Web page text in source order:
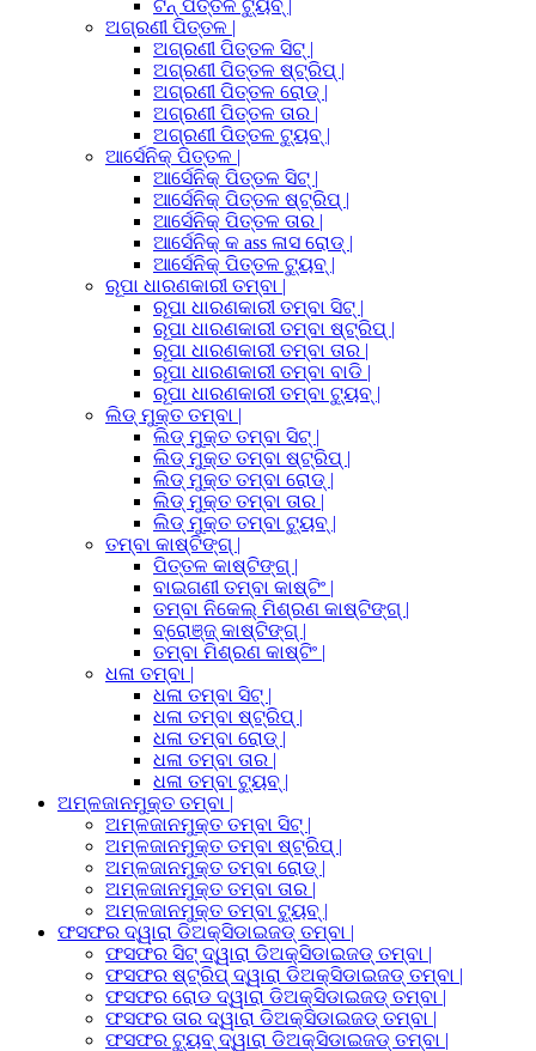
ଟିନ୍ ପିତ୍ତଳ ଟ୍ୟୁବ୍ |
ଅଗ୍ରଣୀ ପିତ୍ତଳ |
ଅଗ୍ରଣୀ ପିତ୍ତଳ ସିଟ୍ |
ଅଗ୍ରଣୀ ପିତ୍ତଳ ଷ୍ଟ୍ରିପ୍ |
ଅଗ୍ରଣୀ ପିତ୍ତଳ ରୋଡ୍ |
ଅଗ୍ରଣୀ ପିତ୍ତଳ ତାର |
ଅଗ୍ରଣୀ ପିତ୍ତଳ ଟ୍ୟୁବ୍ |
ଆର୍ସେନିକ୍ ପିତ୍ତଳ |
ଆର୍ସେନିକ୍ ପିତ୍ତଳ ସିଟ୍ |
ଆର୍ସେନିକ୍ ପିତ୍ତଳ ଷ୍ଟ୍ରିପ୍ |
ଆର୍ସେନିକ୍ ପିତ୍ତଳ ତାର |
ଆର୍ସେନିକ୍ କ ass ଳାସ ରୋଡ୍ |
ଆର୍ସେନିକ୍ ପିତ୍ତଳ ଟ୍ୟୁବ୍ |
ରୂପା ଧାରଣକାରୀ ତମ୍ବା |
ରୂପା ଧାରଣକାରୀ ତମ୍ବା ସିଟ୍ |
ରୂପା ଧାରଣକାରୀ ତମ୍ବା ଷ୍ଟ୍ରିପ୍ |
ରୂପା ଧାରଣକାରୀ ତମ୍ବା ତାର |
ରୂପା ଧାରଣକାରୀ ତମ୍ବା ବାଡି |
ରୂପା ଧାରଣକାରୀ ତମ୍ବା ଟ୍ୟୁବ୍ |
ଲିଡ୍ ମୁକ୍ତ ତମ୍ବା |
ଲିଡ୍ ମୁକ୍ତ ତମ୍ବା ସିଟ୍ |
ଲିଡ୍ ମୁକ୍ତ ତମ୍ବା ଷ୍ଟ୍ରିପ୍ |
ଲିଡ୍ ମୁକ୍ତ ତମ୍ବା ରୋଡ୍ |
ଲିଡ୍ ମୁକ୍ତ ତମ୍ବା ତାର |
ଲିଡ୍ ମୁକ୍ତ ତମ୍ବା ଟ୍ୟୁବ୍ |
ତମ୍ବା କାଷ୍ଟିଙ୍ଗ୍ |
ପିତ୍ତଳ କାଷ୍ଟିଙ୍ଗ୍ |
ବାଇଗଣୀ ତମ୍ବା କାଷ୍ଟିଂ |
ତମ୍ବା ନିକେଲ୍ ମିଶ୍ରଣ କାଷ୍ଟିଙ୍ଗ୍ |
ବ୍ରୋଞ୍ଜ୍ କାଷ୍ଟିଙ୍ଗ୍ |
ତମ୍ବା ମିଶ୍ରଣ କାଷ୍ଟିଂ |
ଧଳା ତମ୍ବା |
ଧଳା ତମ୍ବା ସିଟ୍ |
ଧଳା ତମ୍ବା ଷ୍ଟ୍ରିପ୍ |
ଧଳା ତମ୍ବା ରୋଡ୍ |
ଧଳା ତମ୍ବା ତାର |
ଧଳା ତମ୍ବା ଟ୍ୟୁବ୍ |
ଅମ୍ଳଜାନମୁକ୍ତ ତମ୍ବା |
ଅମ୍ଳଜାନମୁକ୍ତ ତମ୍ବା ସିଟ୍ |
ଅମ୍ଳଜାନମୁକ୍ତ ତମ୍ବା ଷ୍ଟ୍ରିପ୍ |
ଅମ୍ଳଜାନମୁକ୍ତ ତମ୍ବା ରୋଡ୍ |
ଅମ୍ଳଜାନମୁକ୍ତ ତମ୍ବା ତାର |
ଅମ୍ଳଜାନମୁକ୍ତ ତମ୍ବା ଟ୍ୟୁବ୍ |
ଫସଫର ଦ୍ୱାରା ଡିଅକ୍ସିଡାଇଜଡ୍ ତମ୍ବା |
ଫସଫର ସିଟ୍ ଦ୍ୱାରା ଡିଅକ୍ସିଡାଇଜଡ୍ ତମ୍ବା |
ଫସଫର ଷ୍ଟ୍ରିପ୍ ଦ୍ୱାରା ଡିଅକ୍ସିଡାଇଜଡ୍ ତମ୍ବା |
ଫସଫର ରୋଡ ଦ୍ୱାରା ଡିଅକ୍ସିଡାଇଜଡ୍ ତମ୍ବା |
ଫସଫର ତାର ଦ୍ୱାରା ଡିଅକ୍ସିଡାଇଜଡ୍ ତମ୍ବା |
ଫସଫର ଟ୍ୟୁବ୍ ଦ୍ୱାରା ଡିଅକ୍ସିଡାଇଜଡ୍ ତମ୍ବା |